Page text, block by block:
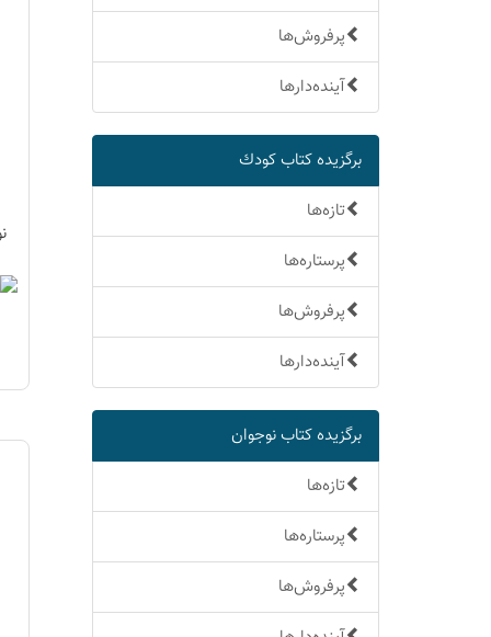
پرفروش‌ها
آینده‌دارها
برگزیده كتاب كودك
تازه‌ها
پرستاره‌ها
پرفروش‌ها
آینده‌دارها
برگزیده كتاب نوجوان
تازه‌ها
پرستاره‌ها
پرفروش‌ها